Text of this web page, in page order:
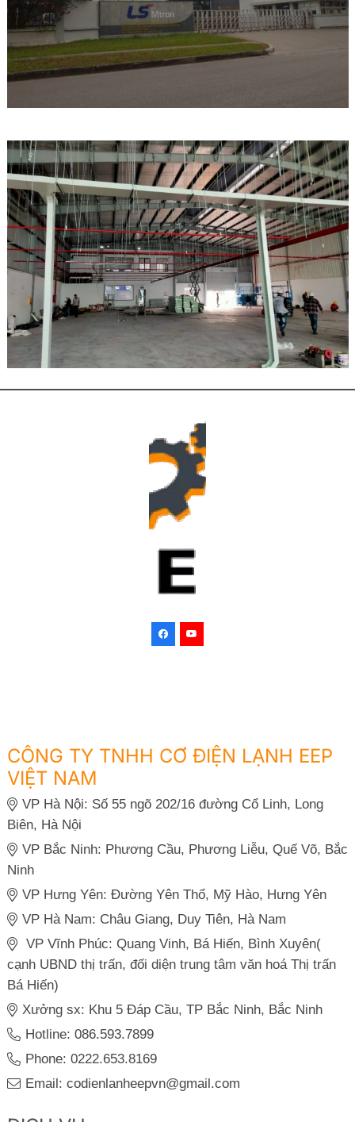
CÔNG TY TNHH CƠ ĐIỆN LẠNH EEP
VIỆT NAM
VP Hà Nội: Số 55 ngõ 202/16 đường Cổ Linh, Long
Biên, Hà Nội
VP Bắc Ninh: Phương Cầu, Phương Liễu, Quế Võ, Bắc
Ninh
VP Hưng Yên: Đường Yên Thổ, Mỹ Hào, Hưng Yên
VP Hà Nam: Châu Giang, Duy Tiên, Hà Nam
VP Vĩnh Phúc: Quang Vinh, Bá Hiến, Bình Xuyên(
cạnh UBND thị trấn, đối diện trung tâm văn hoá Thị trấn
Bá Hiến)
Xưởng sx: Khu 5 Đáp Cầu, TP Bắc Ninh, Bắc Ninh
Hotline: 086.593.7899
Phone: 0222.653.8169
Email: codienlanheepvn@gmail.com